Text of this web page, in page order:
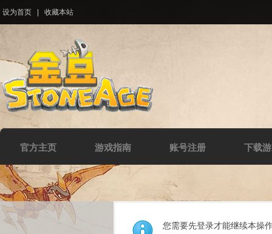
设为首页 收藏本站
官方主页 游戏指南 账号注册 下载
您需要先登录才能继续本操